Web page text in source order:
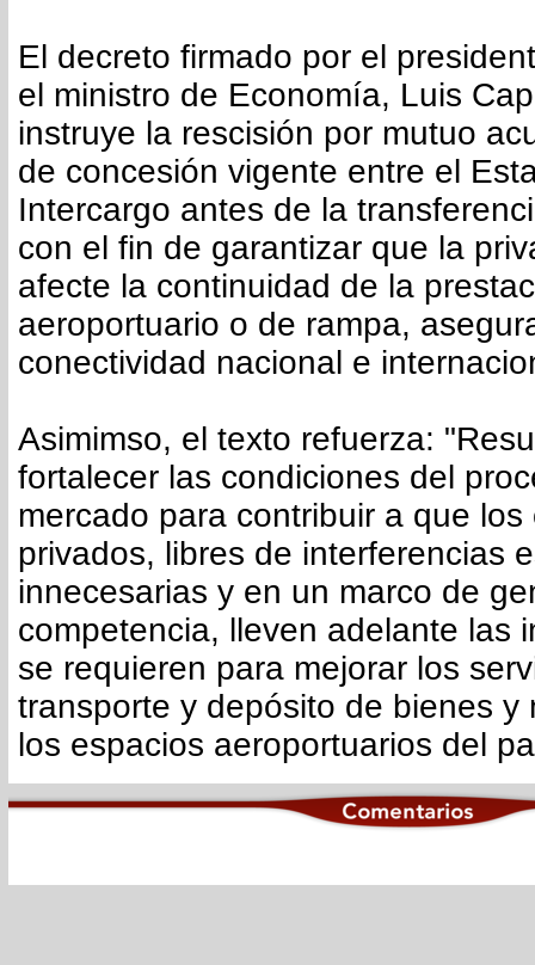
El decreto firmado por el
el ministro de Economía, Luis
instruye la rescisión por mutuo
de concesión vigente entre el
Intercargo antes de la
con el fin de garantizar que la
afecte la continuidad de la
aeroportuario o de rampa,
conectividad nacional e
Asimimso, el texto refuerza:
fortalecer las condiciones del
mercado para contribuir a que los
privados, libres de interferencias
innecesarias y en un marco de
competencia, lleven adelante las
se requieren para mejorar los
transporte y depósito de bienes y
los espacios aeroportuarios del